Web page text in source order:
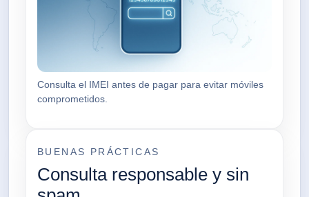
Consulta el IMEI antes de pagar para evitar móviles
comprometidos.
BUENAS PRÁCTICAS
Consulta responsable y sin